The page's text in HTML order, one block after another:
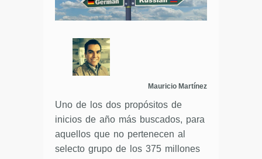
Mauricio Martínez
Uno de los dos propósitos de
inicios de año más buscados, para
aquellos que no pertenecen al
selecto grupo de los 375 millones